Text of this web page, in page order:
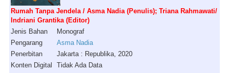
Rumah Tanpa Jendela / Asma Nadia (Penulis); Triana Rahmawati/
Indriani Grantika (Editor)
Jenis Bahan
Monograf
Pengarang
Asma Nadia
Penerbitan
Jakarta : Republika, 2020
Konten Digital
Tidak Ada Data